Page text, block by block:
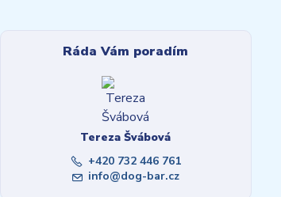
Ráda Vám poradím
Tereza Švábová
+420 732 446 761
info@dog-bar.cz